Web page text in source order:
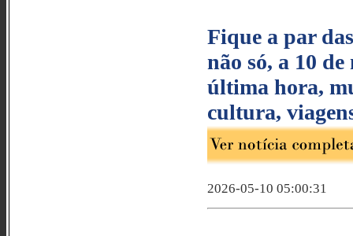
Fique a par
não só, a 10
última hora,
cultura,
2026-05-10 05:00:31